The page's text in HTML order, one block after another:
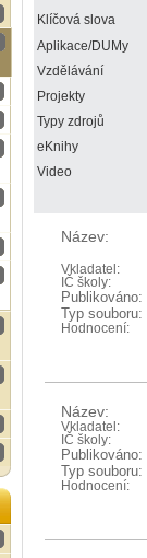
Klíčová slova
Aplikace/DUMy
Vzdělávání
Projekty
Typy zdrojů
eKnihy
Video
Název:
Vkladatel:
IČ školy:
Publikováno:
Typ souboru:
Hodnocení:
Název:
Vkladatel:
IČ školy:
Publikováno:
Typ souboru:
Hodnocení: